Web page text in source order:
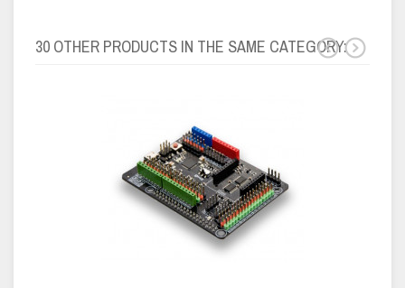
30 OTHER PRODUCTS IN THE SAME CATEGORY: